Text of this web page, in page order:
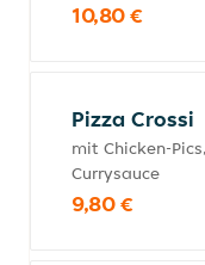
10,80 €
Pizza Crossi
mit Chicken-
Currysauce
9,80 €